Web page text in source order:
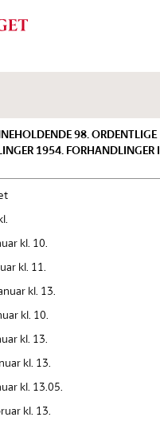
98. ORDENTLIGE
1954. FORHANDLINGER I
kl. 10.
kl. 11.
kl. 13.
kl. 10.
kl. 13.
kl. 13.
kl. 13.05.
kl. 13.